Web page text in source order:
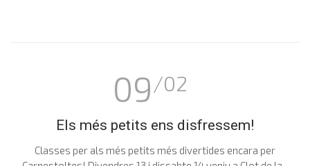
09/02
Els més petits ens disfressem!
Classes per als més petits més divertides encara per